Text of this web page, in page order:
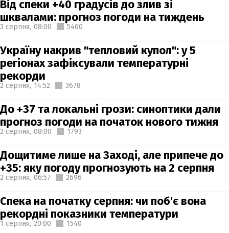
Від спеки +40 градусів до злив зі
шквалами: прогноз погоди на тиждень
3 серпня, 08:00 5460
Україну накрив "тепловий купол": у 5
регіонах зафіксували температурні
рекорди
2 серпня, 14:52 3678
До +37 та локальні грози: синоптики дали
прогноз погоди на початок нового тижня
2 серпня, 08:00 1793
Дощитиме лише на Заході, але припече до
+35: яку погоду прогнозують на 2 серпня
2 серпня, 06:57 2696
Спека на початку серпня: чи поб'є вона
рекордні показники температури
1 серпня, 20:00 1540